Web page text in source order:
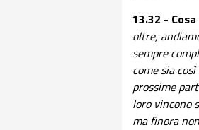
13.32 -
oltre,
sempre
come sia
prossime
loro vincono
ma finora